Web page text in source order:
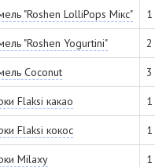
"Roshen LolliPops Мікс" 1
"Roshen Yogurtini" 2
Coconut 3
Flaksi какао 1
Flaksi кокос 1
Milaxy 1